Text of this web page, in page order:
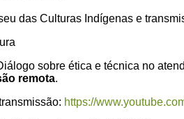
das Culturas Indígenas e
sobre ética e técnica no
remota.
https://